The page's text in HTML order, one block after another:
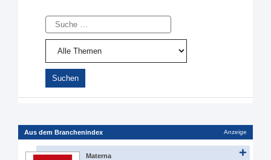
Suche
Aus dem Branchenindex Anzeige
Materna